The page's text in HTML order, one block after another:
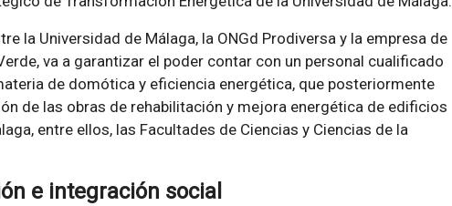
la Universidad de Málaga, la ONGd Prodiversa y la empresa de
va a garantizar el poder contar con un personal cualificado
de domótica y eficiencia energética, que posteriormente
de las obras de rehabilitación y mejora energética de edificios
entre ellos, las Facultades de Ciencias y Ciencias de la
e integración social